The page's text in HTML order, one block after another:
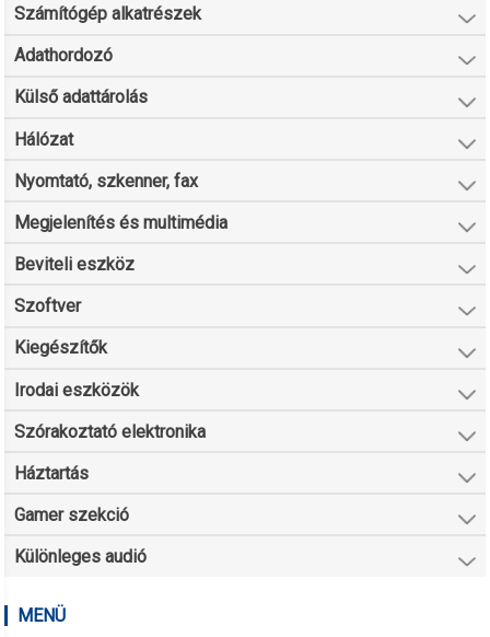
Számítógép alkatrészek
Adathordozó
Külső adattárolás
Hálózat
Nyomtató, szkenner, fax
Megjelenítés és multimédia
Beviteli eszköz
Szoftver
Kiegészítők
Irodai eszközök
Szórakoztató elektronika
Háztartás
Gamer szekció
Különleges audió
MENÜ